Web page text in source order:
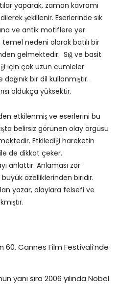
yaparak, zaman kavramı
şekillenir. Eserlerinde sık
ve antik motiflere yer
nedeni olarak batılı bir
gelmektedir. Sığ ve basit
için çok uzun cümleler
bir dil kullanmıştır.
oldukça yüksektir.
etkilenmiş ve eserlerini bu
belirsiz görünen olay örgüsü
Etkilediği hareketin
de dikkat çeker.
anlattır. Anlaması zor
özelliklerinden biridir.
yazar, olaylara felsefi ve
60. Cannes Film Festivali’nde
yanı sıra 2006 yılında Nobel